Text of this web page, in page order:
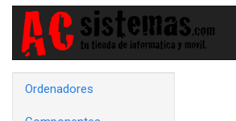
Ordenadores